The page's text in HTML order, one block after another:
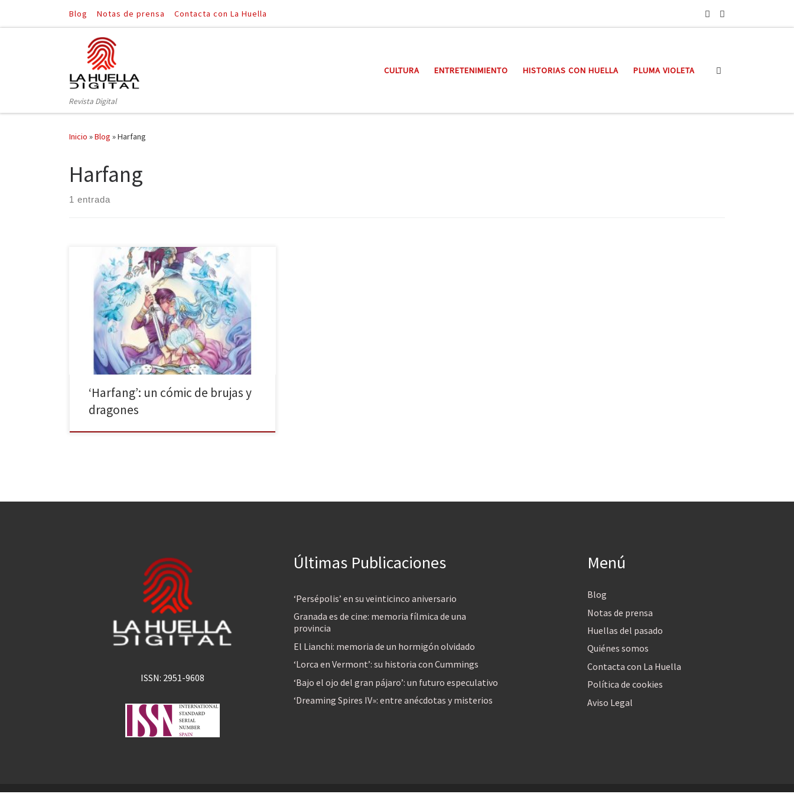
Saltar al contenido
Blog Notas de prensa Contacta con La Huella
Revista Digital
CULTURA ENTRETENIMIENTO HISTORIAS CON HUELLA PLUMA VIOLETA
Inicio »Blog »Harfang
Harfang
1 entrada
Los cuentos de los hermanos Grimm siguen siendo, a
día de hoy, fuente de inspiración para historias.
Harfang de Aurore publicado por Fandogamia es el
ejemplo de que la tradición de los cuentos
tradicionales en Europa sigue vigente. Una pareja, una
bruja, un dragón y una espada son los ingredientes
necesarios para […]
‘Harfang’: un cómic de brujas y
dragones
ISSN: 2951-9608
Últimas Publicaciones
‘Persépolis’ en su veinticinco aniversario
Granada es de cine: memoria fílmica de una
provincia
El Lianchi: memoria de un hormigón olvidado
‘Lorca en Vermont’: su historia con Cummings
‘Bajo el ojo del gran pájaro’: un futuro especulativo
‘Dreaming Spires IV»: entre anécdotas y misterios
Menú
Blog
Notas de prensa
Huellas del pasado
Quiénes somos
Contacta con La Huella
Política de cookies
Aviso Legal